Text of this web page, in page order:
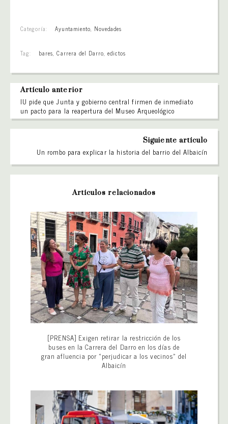
Categoría: Ayuntamiento, Novedades
Tag: bares,Carrera del Darro,edictos
Artículo anterior
IU pide que Junta y gobierno central firmen de inmediato
un pacto para la reapertura del Museo Arqueológico
Siguiente artículo
Un rombo para explicar la historia del barrio del Albaicín
Artículos relacionados
[PRENSA] Exigen retirar la restricción de los
buses en la Carrera del Darro en los días de
gran afluencia por «perjudicar a los vecinos» del
Albaicín